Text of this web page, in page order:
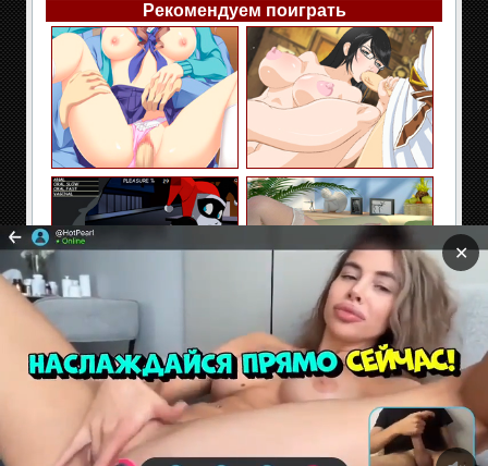
Рекомендуем поиграть
Сайт содержит материалы предназначенные только
для взрослых. Находясь на сайте Вы подтверждаете,
что Вам 18 лет и более. Если Вам нет 18 лет покиньте
Секс и эротические флэш игры
✕